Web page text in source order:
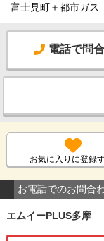
富士見町＋都市ガス
電話で問
お気に入りに登録
お電話でのお問合
エムイーPLUS多摩